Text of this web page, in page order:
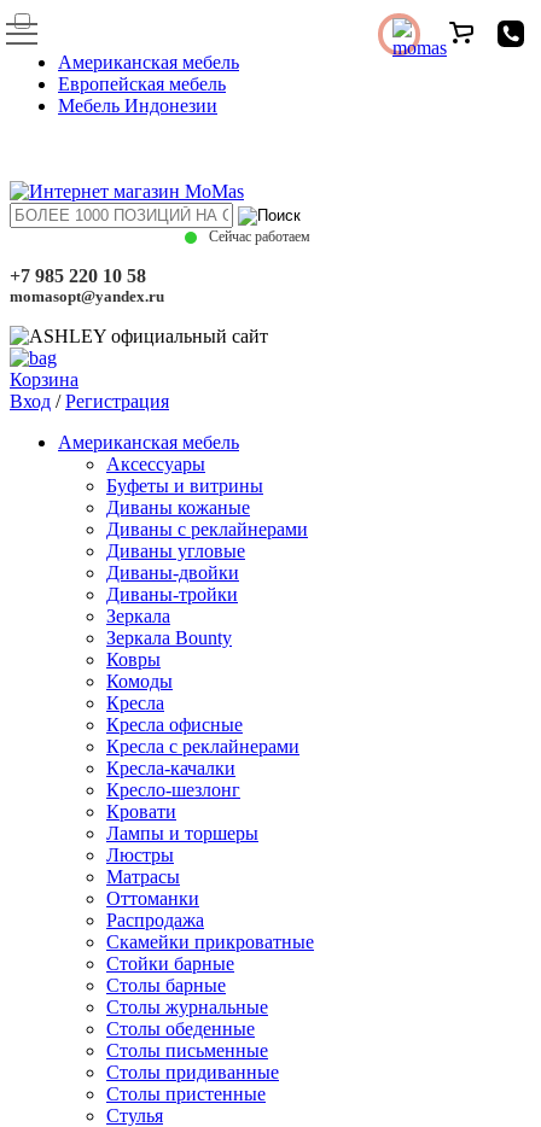
Американская мебель
Европейская мебель
Мебель Индонезии
Сейчас работаем
+7 985 220 10 58
momasopt@yandex.ru
Корзина
Вход /Регистрация
Американская мебель
Аксессуары
Буфеты и витрины
Диваны кожаные
Диваны с реклайнерами
Диваны угловые
Диваны-двойки
Диваны-тройки
Зеркала
Зеркала Bounty
Ковры
Комоды
Кресла
Кресла офисные
Кресла с реклайнерами
Кресла-качалки
Кресло-шезлонг
Кровати
Лампы и торшеры
Люстры
Матрасы
Оттоманки
Распродажа
Скамейки прикроватные
Стойки барные
Столы барные
Столы журнальные
Столы обеденные
Столы письменные
Столы придиванные
Столы пристенные
Стулья